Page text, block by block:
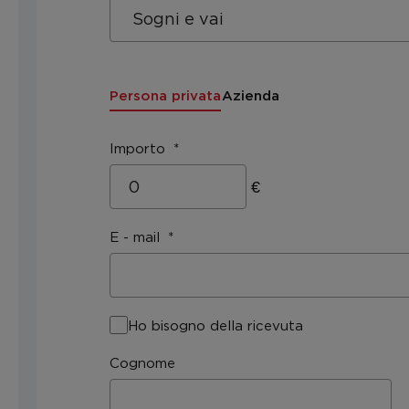
Persona privataAzienda
Importo
€
E - mail
Ho bisogno della ricevuta
Cognome